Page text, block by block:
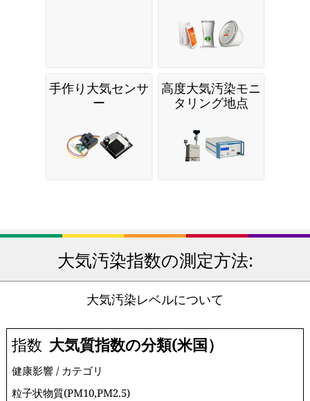
手作り大気センサ
ー
高度大気汚染モニ
タリング地点
大気汚染指数の測定方法:
大気汚染レベルについて
指数 大気質指数の分類(米国）
健康影響 / カテゴリ
粒子状物質(PM10,PM2.5)